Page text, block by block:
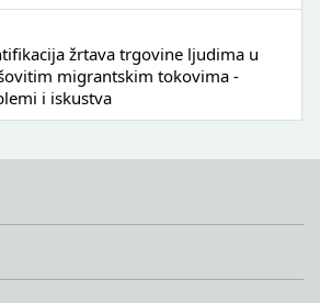
žrtava trgovine ljudima u
migrantskim tokovima -
i iskustva